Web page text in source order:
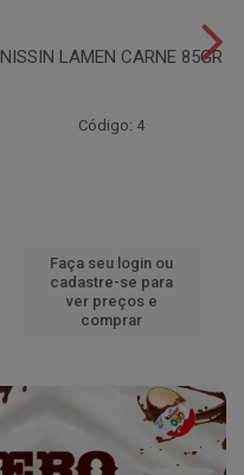
NISSIN LAMEN CARNE 85GR
Código: 4
Faça seu login ou
cadastre-se para
ver preços e
comprar